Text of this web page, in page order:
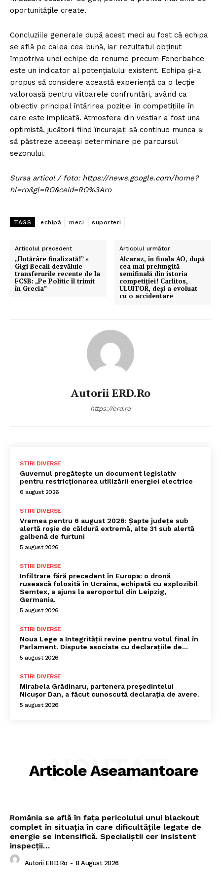
oportunitățile create.
Concluziile generale după acest meci au fost că echipa
se află pe calea cea bună, iar rezultatul obținut
împotriva unei echipe de renume precum Fenerbahce
este un indicator al potențialului existent. Echipa și-a
propus să considere această experiență ca o lecție
valoroasă pentru viitoarele confruntări, având ca
obiectiv principal întărirea poziției în competițiile în
care este implicată. Atmosfera din vestiar a fost una
optimistă, jucătorii fiind încurajați să continue munca și
să păstreze aceeași determinare pe parcursul
sezonului.
Sursa articol / foto: https://news.google.com/home?
hl=ro&gl=RO&ceid=RO%3Aro
TAGS echipă meci suporteri
Articolul precedent
„Hotărâre finalizată!” »
Gigi Becali dezvăluie
transferurile recente de la
FCSB: „Pe Politic îl trimit
în Grecia”
Articolul următor
Alcaraz, în finala AO, după
cea mai prelungită
semifinală din istoria
competiției! Carlitos,
ULUITOR, deși a evoluat
cu o accidentare
Autorii ERD.ro
https://erd.ro
STIRI DIVERSE
Guvernul pregătește un document legislativ
pentru restricționarea utilizării energiei electrice
6 august 2026
STIRI DIVERSE
Vremea pentru 6 august 2026: Șapte județe sub
alertă roșie de căldură extremă, alte 31 sub alertă
galbenă de furtuni
5 august 2026
STIRI DIVERSE
Infiltrare fără precedent în Europa: o dronă
rusească folosită în Ucraina, echipată cu explozibil
Semtex, a ajuns la aeroportul din Leipzig,
Germania.
5 august 2026
STIRI DIVERSE
Noua Lege a Integrității revine pentru votul final în
Parlament. Dispute asociate cu declarațiile de…
5 august 2026
STIRI DIVERSE
Mirabela Grădinaru, partenera președintelui
Nicușor Dan, a făcut cunoscută declarația de avere.
5 august 2026
Articole Aseamantoare
NOUTATI
România se află în fața pericolului unui blackout
complet în situația în care dificultățile legate de
energie se intensifică. Specialiștii cer insistent
inspecții…
Autorii ERD.ro - 8 August 2026